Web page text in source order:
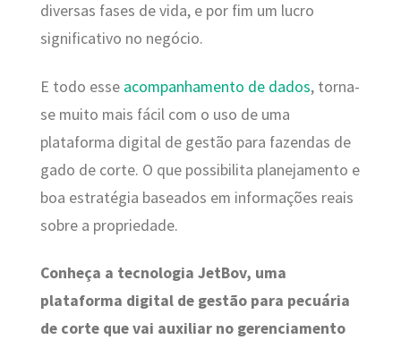
diversas fases de vida, e por fim um lucro
significativo no negócio.
E todo esse acompanhamento de dados, torna-
se muito mais fácil com o uso de uma
plataforma digital de gestão para fazendas de
gado de corte. O que possibilita planejamento e
boa estratégia baseados em informações reais
sobre a propriedade.
Conheça a tecnologia JetBov, uma
plataforma digital de gestão para pecuária
de corte que vai auxiliar no gerenciamento